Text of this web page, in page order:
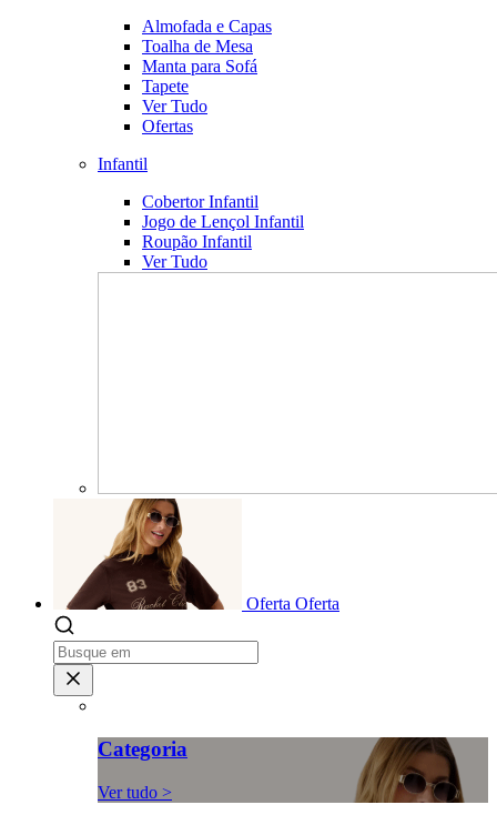
Almofada e Capas
Toalha de Mesa
Manta para Sofá
Tapete
Ver Tudo
Ofertas
Infantil
Cobertor Infantil
Jogo de Lençol Infantil
Roupão Infantil
Ver Tudo
Oferta Oferta
Categoria
Ver tudo >